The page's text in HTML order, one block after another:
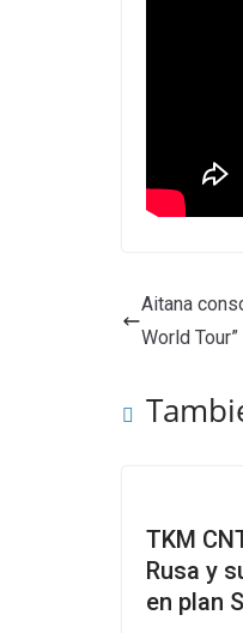
Aitana
World Tour”
TKM
Rusa y
en plan